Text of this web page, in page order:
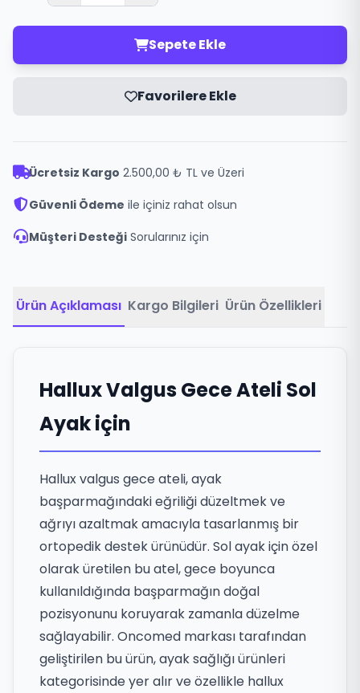
Sepete Ekle
Favorilere Ekle
Ücretsiz Kargo 2.500,00 ₺ TL ve Üzeri
Güvenli Ödeme ile içiniz rahat olsun
Müşteri Desteği Sorularınız için
Ürün Açıklaması Kargo Bilgileri Ürün Özellikleri
Hallux Valgus Gece Ateli Sol
Ayak için
Hallux valgus gece ateli, ayak
başparmağındaki eğriliği düzeltmek ve
ağrıyı azaltmak amacıyla tasarlanmış bir
ortopedik destek ürünüdür. Sol ayak için özel
olarak üretilen bu atel, gece boyunca
kullanıldığında başparmağın doğal
pozisyonunu koruyarak zamanla düzelme
sağlayabilir. Oncomed markası tarafından
geliştirilen bu ürün, ayak sağlığı ürünleri
kategorisinde yer alır ve özellikle hallux